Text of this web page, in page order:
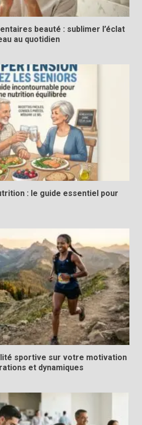
beauté : sublimer l’éclat
au quotidien
: le guide essentiel pour
sportive sur votre motivation
et dynamiques